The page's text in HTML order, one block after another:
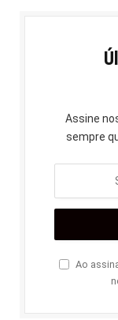
Assine
sempre
Ao